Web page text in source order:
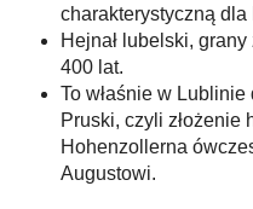
charakterystyczną dla
Hejnał lubelski,
400 lat.
To właśnie w Lublinie
Pruski, czyli złożenie
Hohenzollerna
Augustowi.